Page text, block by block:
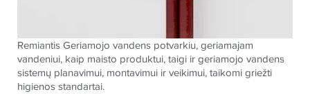
Remiantis Geriamojo vandens potvarkiu, geriamajam
vandeniui, kaip maisto produktui, taigi ir geriamojo vandens
sistemų planavimui, montavimui ir veikimui, taikomi griežti
higienos standartai.